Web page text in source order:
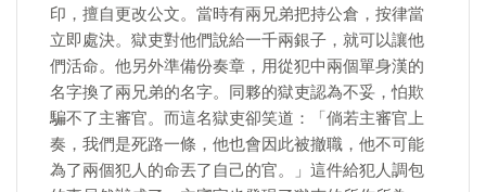
印，擅自更改公文。當時有兩兄弟把持公倉，按律當
立即處決。獄吏對他們說給一千兩銀子，就可以讓他
們活命。他另外準備份奏章，用從犯中兩個單身漢的
名字換了兩兄弟的名字。同夥的獄吏認為不妥，怕欺
騙不了主審官。而這名獄吏卻笑道：「倘若主審官上
奏，我們是死路一條，他也會因此被撤職，他不可能
為了兩個犯人的命丟了自己的官。」這件給犯人調包